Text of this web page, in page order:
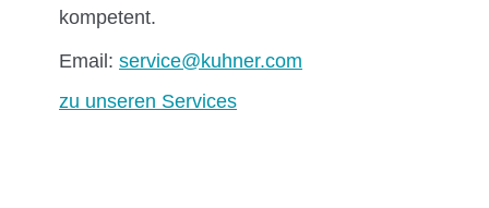
kompetent.
Email: service@kuhner.com
zu unseren Services